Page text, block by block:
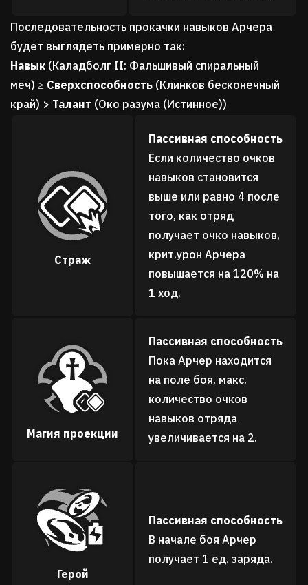
Последовательность прокачки навыков Арчера
будет выглядеть примерно так:
Навык (Каладболг II: Фальшивый спиральный
меч) ≥ Сверхспособность (Клинков бесконечный
край) > Талант (Око разума (Истинное))
Страж
Пассивная способность
Если количество очков
навыков становится
выше или равно 4 после
того, как отряд
получает очко навыков,
крит.урон Арчера
повышается на 120% на
1 ход.
Магия проекции
Пассивная способность
Пока Арчер находится
на поле боя, макс.
количество очков
навыков отряда
увеличивается на 2.
Герой
Пассивная способность
В начале боя Арчер
получает 1 ед. заряда.